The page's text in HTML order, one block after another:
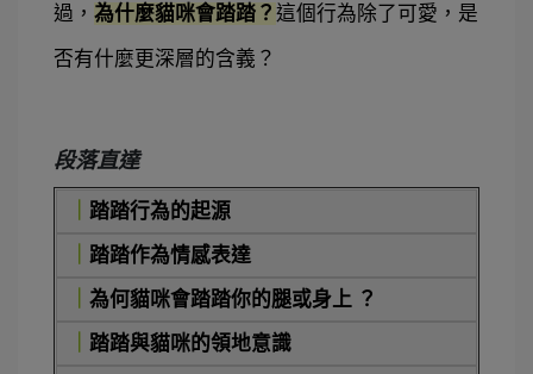
過， 為什麼貓咪會踏踏？ 這個行為除了可愛，是
否有什麼更深層的含義？
段落直達
踏踏行為的起源
踏踏作為情感表達
為何貓咪會踏踏你的腿或身上 ？
踏踏與貓咪的領地意識